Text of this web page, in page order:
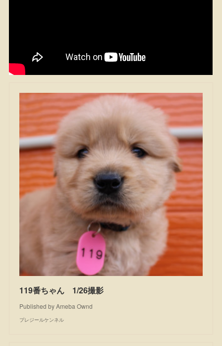
119番ちゃん 1/26撮影
Published by Ameba Ownd
プレジールケンネル